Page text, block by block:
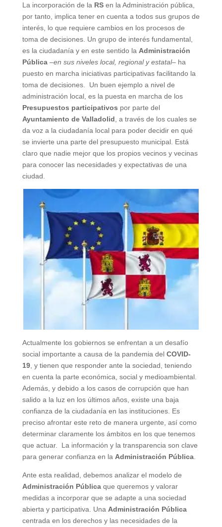
La incorporación de la RSen la Administración pública,
por tanto, implica tener en cuenta a todos sus grupos de
interés, lo que requiere cambios en los procesos de
toma de decisiones. Un grupo de interés fundamental,
es la ciudadanía y en este sentido la Administración
Pública–en sus niveles local, regional y estatal– ha
puesto en marcha iniciativas participativas facilitando la
toma de decisiones. Un buen ejemplo a nivel de
administración local, es la puesta en marcha de los
Presupuestos participativos por parte del
Ayuntamiento de Valladolid , a través de los cuales se
da voz a la ciudadanía local para poder decidir en qué
se invierte una parte del presupuesto municipal. Está
claro que nadie mejor que los propios vecinos y vecinas
para conocer las necesidades y expectativas de una
ciudad.
Actualmente los gobiernos se enfrentan a un desafío
social importante a causa de la pandemia del COVID-
19, y tienen que responder ante la sociedad, teniendo
en cuenta la parte económica, social y medioambiental.
Además, y debido a los casos de corrupción que han
salido a la luz en los últimos años, existe una baja
confianza de la ciudadanía en las instituciones. Es
preciso afrontar este reto de manera urgente, así como
determinar claramente los ámbitos en los que tenemos
que actuar. La información y la transparencia son clave
para generar confianza en la Administración Pública.
Ante esta realidad, debemos analizar el modelo de
Administración Públicaque queremos y valorar
medidas a incorporar que se adapte a una sociedad
abierta y participativa. Una Administración Pública
centrada en los derechos y las necesidades de la